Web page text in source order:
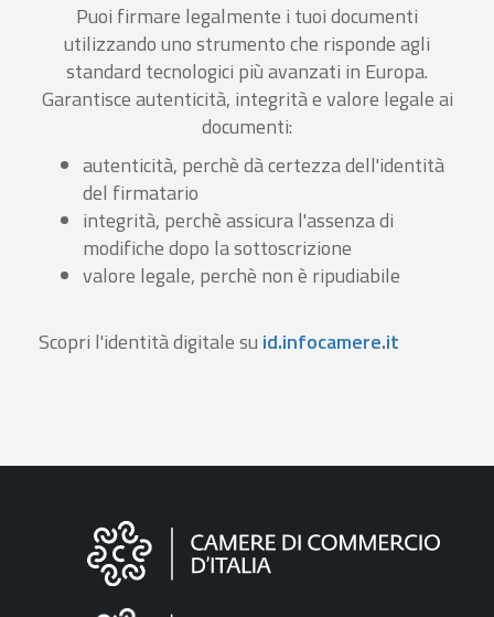
Puoi firmare legalmente i tuoi documenti
utilizzando uno strumento che risponde agli
standard tecnologici più avanzati in Europa.
Garantisce autenticità, integrità e valore legale ai
documenti:
autenticità, perchè dà certezza dell'identità
del firmatario
integrità, perchè assicura l'assenza di
modifiche dopo la sottoscrizione
valore legale, perchè non è ripudiabile
Scopri l'identità digitale su id.infocamere.it
Informazioni